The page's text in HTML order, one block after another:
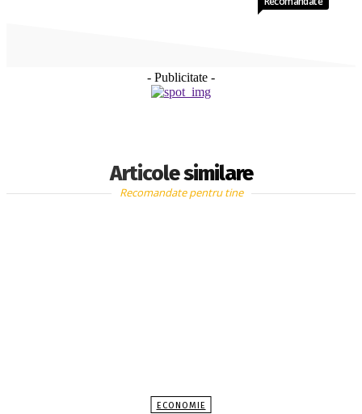
- Publicitate -
Articole similare
Recomandate pentru tine
ECONOMIE